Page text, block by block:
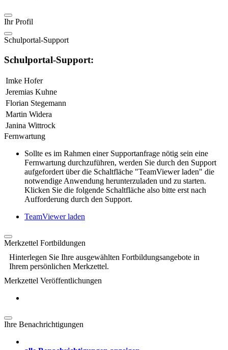
Ihr Profil
Schulportal-Support
Schulportal-Support:
Imke Hofer
Jeremias Kuhne
Florian Stegemann
Martin Widera
Janina Wittrock
Fernwartung
Sollte es im Rahmen einer Supportanfrage nötig sein eine
Fernwartung durchzuführen, werden Sie durch den Support
aufgefordert über die Schaltfläche "TeamViewer laden" die
notwendige Anwendung herunterzuladen und zu starten.
Klicken Sie die folgende Schaltfläche also bitte erst nach
Aufforderung durch den Support.
TeamViewer laden
Merkzettel Fortbildungen
Hinterlegen Sie Ihre ausgewählten Fortbildungsangebote in
Ihrem persönlichen Merkzettel.
Merkzettel Veröffentlichungen
Ihre Benachrichtigungen